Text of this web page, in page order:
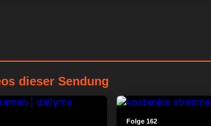
dieser Sendung
Folge 162